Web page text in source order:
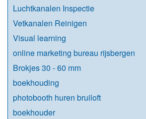
Luchtkanalen Inspectie
Vetkanalen Reinigen
Visual learning
online marketing bureau rijsbergen
Brokjes 30 - 60 mm
boekhouding
photobooth huren bruiloft
boekhouder